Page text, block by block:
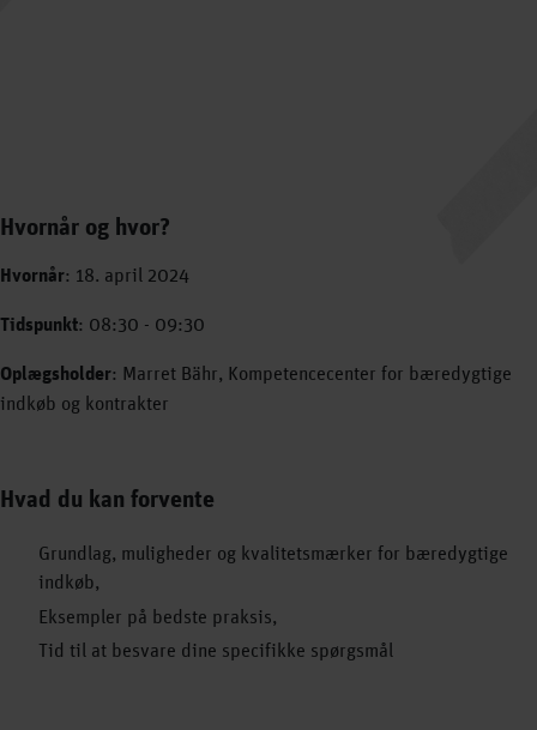
Hvornår og hvor?
Hvornår: 18. april 2024
Tidspunkt: 08:30 - 09:30
Oplægsholder: Marret Bähr, Kompetencecenter for bæredygtige
indkøb og kontrakter
Hvad du kan forvente
Grundlag, muligheder og kvalitetsmærker for bæredygtige
indkøb,
Eksempler på bedste praksis,
Tid til at besvare dine specifikke spørgsmål